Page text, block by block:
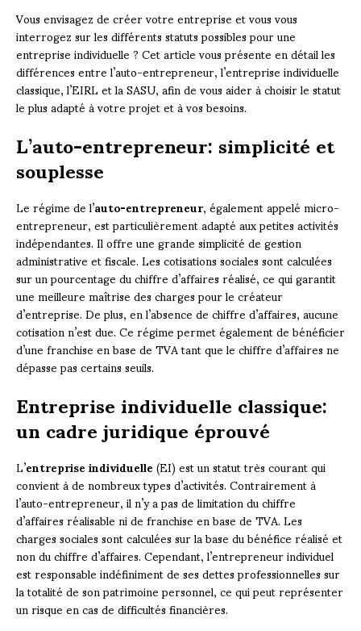
Vous envisagez de créer votre entreprise et vous vous
interrogez sur les différents statuts possibles pour une
entreprise individuelle ? Cet article vous présente en détail les
différences entre l’auto-entrepreneur, l’entreprise individuelle
classique, l’EIRL et la SASU, afin de vous aider à choisir le statut
le plus adapté à votre projet et à vos besoins.
L’auto-entrepreneur: simplicité et
souplesse
Le régime de l’auto-entrepreneur, également appelé micro-
entrepreneur, est particulièrement adapté aux petites activités
indépendantes. Il offre une grande simplicité de gestion
administrative et fiscale. Les cotisations sociales sont calculées
sur un pourcentage du chiffre d’affaires réalisé, ce qui garantit
une meilleure maîtrise des charges pour le créateur
d’entreprise. De plus, en l’absence de chiffre d’affaires, aucune
cotisation n’est due. Ce régime permet également de bénéficier
d’une franchise en base de TVA tant que le chiffre d’affaires ne
dépasse pas certains seuils.
Entreprise individuelle classique:
un cadre juridique éprouvé
L’entreprise individuelle(EI) est un statut très courant qui
convient à de nombreux types d’activités. Contrairement à
l’auto-entrepreneur, il n’y a pas de limitation du chiffre
d’affaires réalisable ni de franchise en base de TVA. Les
charges sociales sont calculées sur la base du bénéfice réalisé et
non du chiffre d’affaires. Cependant, l’entrepreneur individuel
est responsable indéfiniment de ses dettes professionnelles sur
la totalité de son patrimoine personnel, ce qui peut représenter
un risque en cas de difficultés financières.